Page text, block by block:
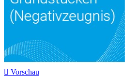
 Vorschau